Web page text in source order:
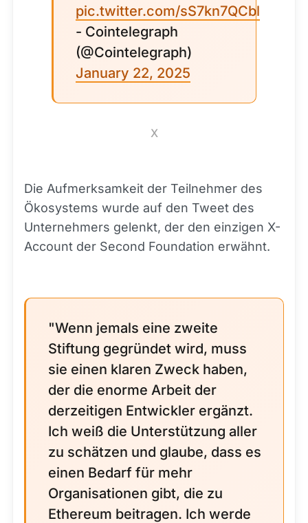
pic.twitter.com/sS7kn7QCbl
- Cointelegraph
(@Cointelegraph)
January 22, 2025
X
Die Aufmerksamkeit der Teilnehmer des
Ökosystems wurde auf den Tweet des
Unternehmers gelenkt, der den einzigen X-
Account der Second Foundation erwähnt.
"Wenn jemals eine zweite
Stiftung gegründet wird, muss
sie einen klaren Zweck haben,
der die enorme Arbeit der
derzeitigen Entwickler ergänzt.
Ich weiß die Unterstützung aller
zu schätzen und glaube, dass es
einen Bedarf für mehr
Organisationen gibt, die zu
Ethereum beitragen. Ich werde